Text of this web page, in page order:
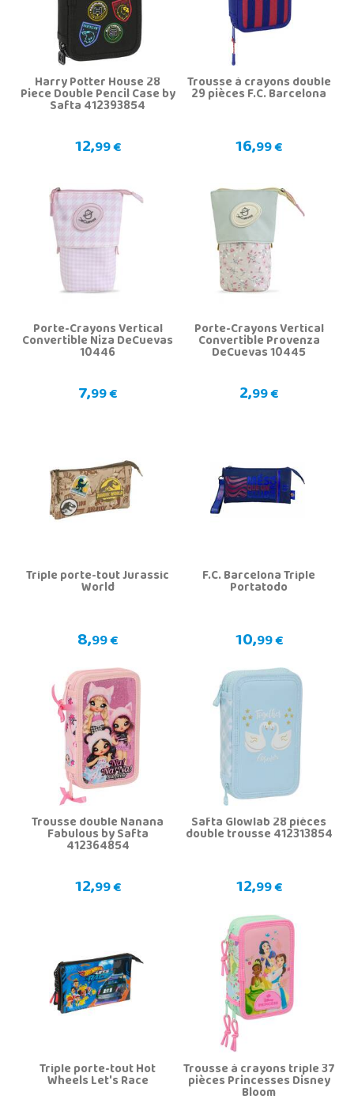
Harry Potter House 28
Piece Double Pencil Case by
Safta 412393854
12,99 €
Trousse à crayons double
29 pièces F.C. Barcelona
16,99 €
Porte-Crayons Vertical
Convertible Niza DeCuevas
10446
7,99 €
Porte-Crayons Vertical
Convertible Provenza
DeCuevas 10445
2,99 €
Triple porte-tout Jurassic
World
8,99 €
F.C. Barcelona Triple
Portatodo
10,99 €
Trousse double Nanana
Fabulous by Safta
412364854
12,99 €
Safta Glowlab 28 pièces
double trousse 412313854
12,99 €
Triple porte-tout Hot
Wheels Let's Race Trousse à crayons triple 37
pièces Princesses Disney
Bloom